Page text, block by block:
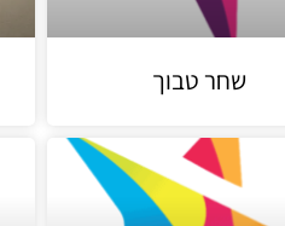
שחר טבוך